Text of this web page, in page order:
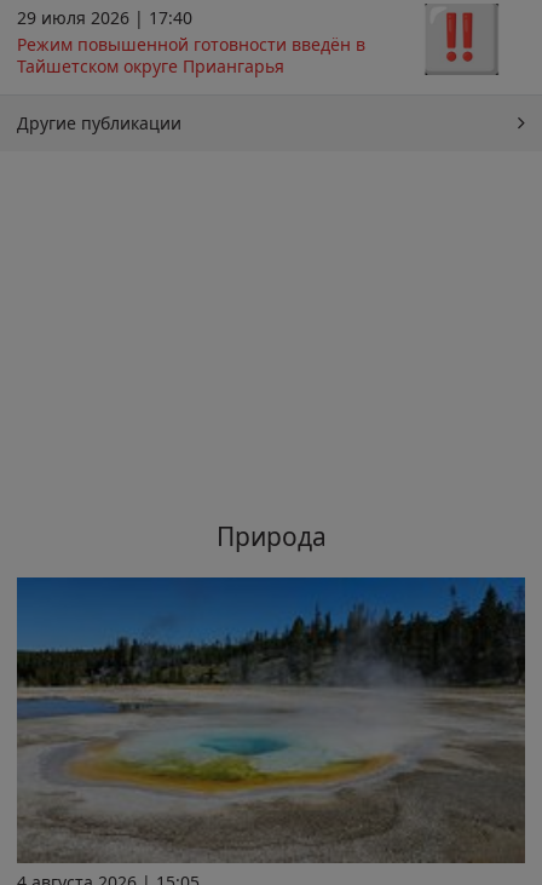
29 июля 2026 | 17:40
Режим повышенной готовности введён в
Тайшетском округе Приангарья
Другие публикации
Природа